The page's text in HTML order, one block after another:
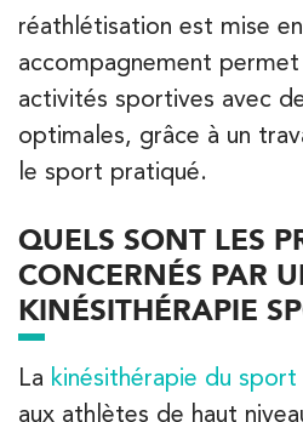
réathlétisation est mise
accompagnement
activités sportives avec
optimales, grâce à un
le sport pratiqué.
QUELS SONT LES
CONCERNÉS PAR
KINÉSITHÉRAPIE
La kinésithérapie du sport
aux athlètes de haut
3 Av. André Morizet
Billancourt
3 Av. André Morizet
01 48 25 34 79
68 Av. de Villiers
Kinésithérapie